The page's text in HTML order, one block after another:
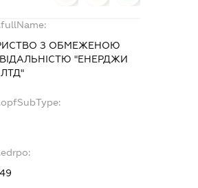
З ОБМЕЖЕНОЮ
"ЕНЕРДЖИ